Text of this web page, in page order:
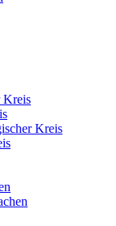
Kreis
Kreis